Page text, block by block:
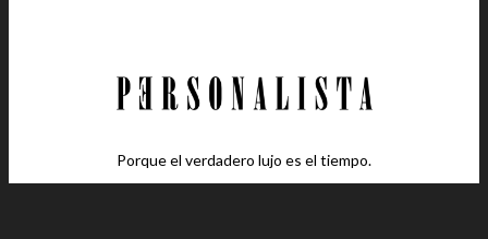
Porque el verdadero lujo es el tiempo.